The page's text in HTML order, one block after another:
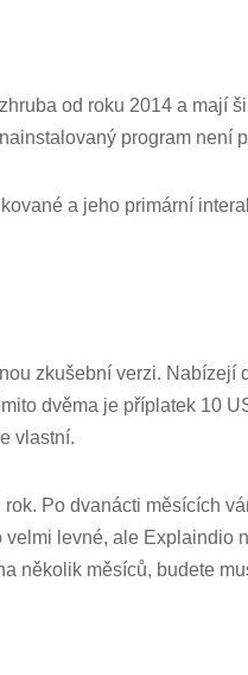
od roku 2014 a mají
program není
a jeho primární
zkušební verzi. Nabízejí
dvěma je příplatek 10
vlastní.
Po dvanácti měsících
levné, ale Explaindio
několik měsíců, budete